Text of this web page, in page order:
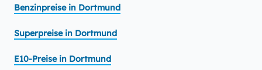
Benzinpreise in Dortmund
Superpreise in Dortmund
E10-Preise in Dortmund